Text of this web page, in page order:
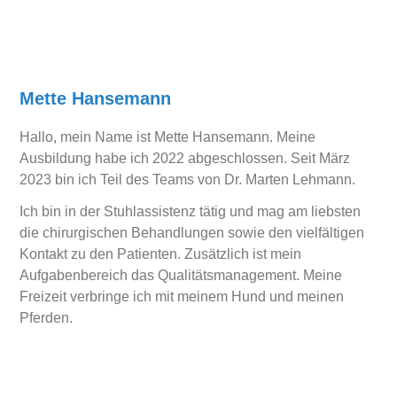
Mette Hansemann
Hallo, mein Name ist Mette Hansemann. Meine
Ausbildung habe ich 2022 abgeschlossen. Seit März
2023 bin ich Teil des Teams von Dr. Marten Lehmann.
Ich bin in der Stuhlassistenz tätig und mag am liebsten
die chirurgischen Behandlungen sowie den vielfältigen
Kontakt zu den Patienten. Zusätzlich ist mein
Aufgabenbereich das Qualitätsmanagement. Meine
Freizeit verbringe ich mit meinem Hund und meinen
Pferden.